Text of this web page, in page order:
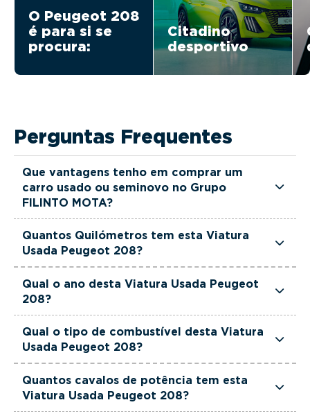
O Peugeot 208
é para si se
procura:
Citadino
desportivo
Perguntas Frequentes
Que vantagens tenho em comprar um
carro usado ou seminovo no Grupo
FILINTO MOTA?
FILINTO MOTA são rigorosamente selecionadas
quilómetros reais garantidos. Além disso, dispõe
de uma equipa de gestores comerciais dedicada,
pronta a ajudá-lo a encontrar a viatura que
melhor se adapta às suas necessidades e ao seu
orçamento.
Quantos Quilómetros tem esta Viatura
Usada Peugeot 208?
actualmente 89000 km.
Qual o ano desta Viatura Usada Peugeot
208?
Qual o tipo de combustível desta Viatura
Usada Peugeot 208?
com uma motorização Gasolina.
Quantos cavalos de potência tem esta
Viatura Usada Peugeot 208?